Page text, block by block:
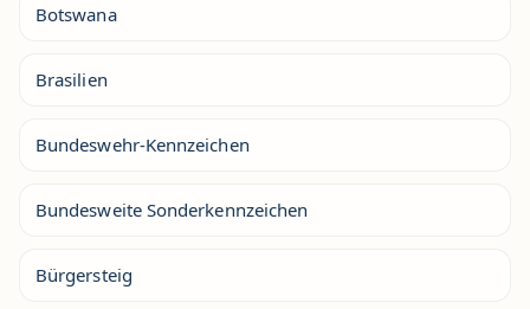
Botswana
Brasilien
Bundeswehr-Kennzeichen
Bundesweite Sonderkennzeichen
Bürgersteig